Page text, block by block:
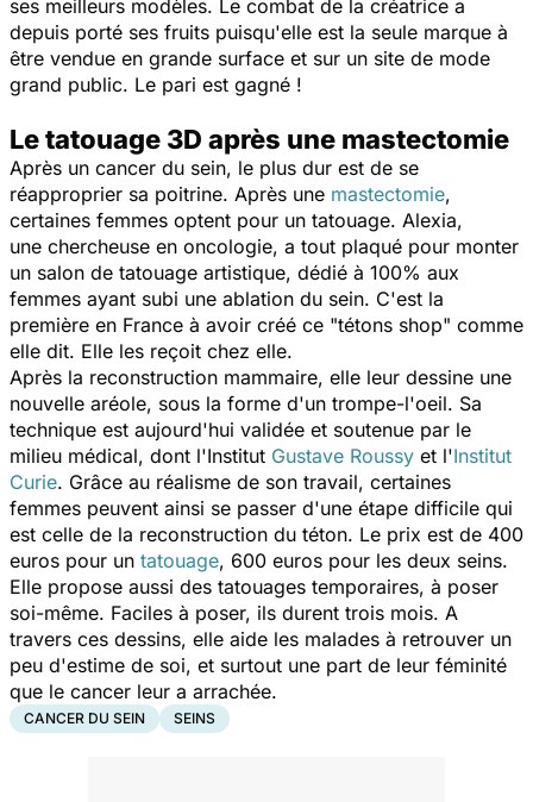
ses meilleurs modèles. Le combat de la créatrice a
depuis porté ses fruits puisqu'elle est la seule marque à
être vendue en grande surface et sur un site de mode
grand public. Le pari est gagné !
Le tatouage 3D après une mastectomie
Après un cancer du sein, le plus dur est de se
réapproprier sa poitrine. Après une mastectomie,
certaines femmes optent pour un tatouage. Alexia,
une chercheuse en oncologie, a tout plaqué pour monter
un salon de tatouage artistique, dédié à 100% aux
femmes ayant subi une ablation du sein. C'est la
première en France à avoir créé ce "tétons shop" comme
elle dit. Elle les reçoit chez elle.
Après la reconstruction mammaire, elle leur dessine une
nouvelle aréole, sous la forme d'un trompe-l'oeil. Sa
technique est aujourd'hui validée et soutenue par le
milieu médical, dont l'Institut Gustave Roussy et l'Institut
Curie. Grâce au réalisme de son travail, certaines
femmes peuvent ainsi se passer d'une étape difficile qui
est celle de la reconstruction du téton. Le prix est de 400
euros pour un tatouage, 600 euros pour les deux seins.
Elle propose aussi des tatouages temporaires, à poser
soi-même. Faciles à poser, ils durent trois mois. A
travers ces dessins, elle aide les malades à retrouver un
peu d'estime de soi, et surtout une part de leur féminité
que le cancer leur a arrachée.
CANCER DU SEIN SEINS